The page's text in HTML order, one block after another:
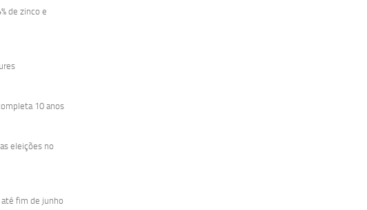
de zinco e
10 anos
eleições no
fim de junho